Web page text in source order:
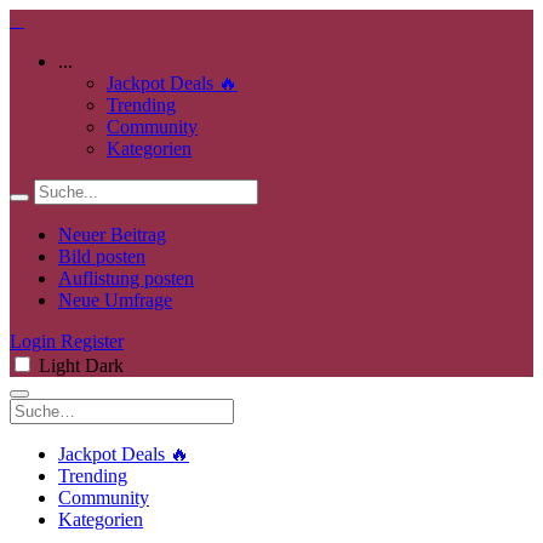
...
Jackpot Deals 🔥
Trending
Community
Kategorien
Neuer Beitrag
Bild posten
Auflistung posten
Neue Umfrage
Login Register
Light Dark
Jackpot Deals 🔥
Trending
Community
Kategorien